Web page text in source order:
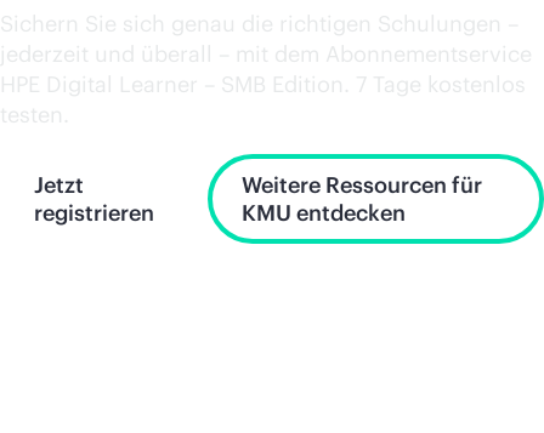
Sichern Sie sich genau die richtigen Schulungen –
jederzeit und überall – mit dem Abonnementservice
HPE Digital Learner – SMB Edition. 7 Tage kostenlos
testen.
Jetzt
registrieren
Weitere Ressourcen für
KMU entdecken